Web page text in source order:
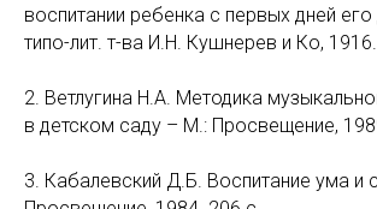
воспитании ребенка с первых дней
типо-лит. т-ва И.Н. Кушнерев и Ко,
2. Ветлугина Н.А. Методика
в детском саду – М.: Просвещение,
3. Кабалевский Д.Б. Воспитание ума и